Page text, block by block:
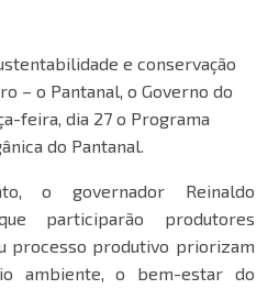
e conservação
– o Pantanal, o Governo do
feira, dia 27 o Programa
do Pantanal.
o governador Reinaldo
participarão produtores
processo produtivo priorizam
ambiente, o bem-estar do